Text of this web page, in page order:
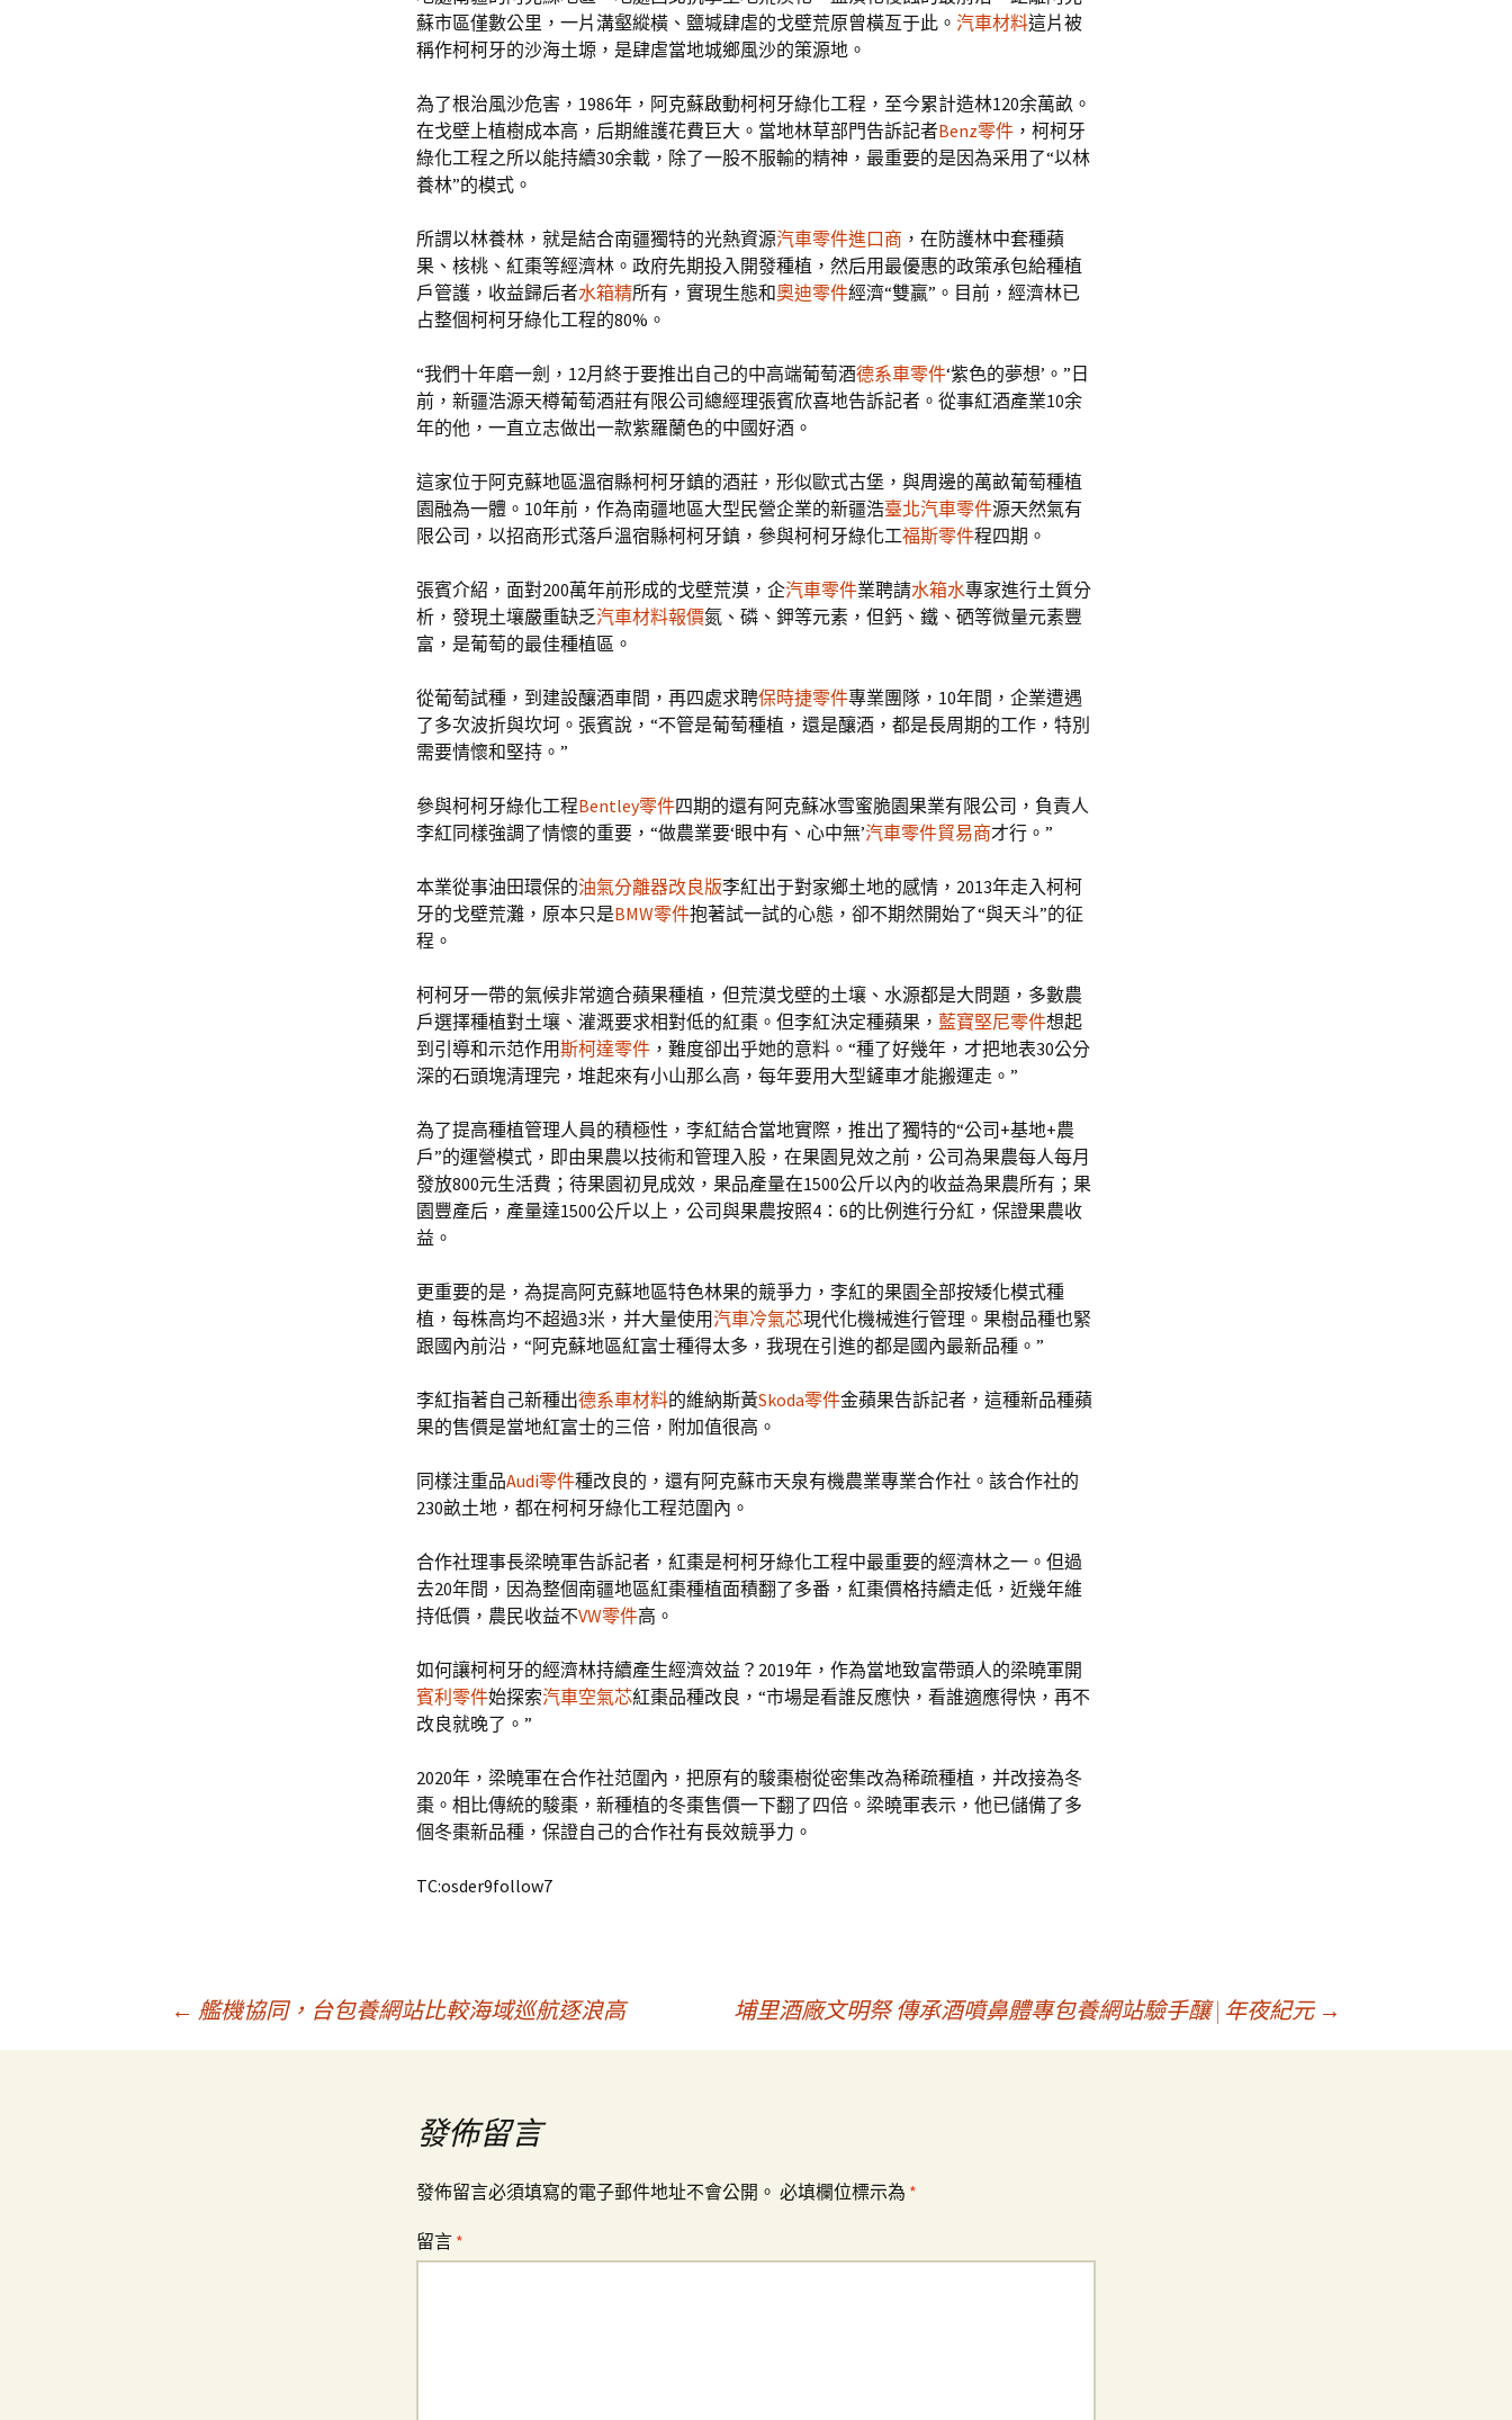
蘇市區僅數公里，一片溝壑縱橫、鹽堿肆虐的戈壁荒原曾橫亙于此。 汽車材料這片被
稱作柯柯牙的沙海土塬，是肆虐當地城鄉風沙的策源地。
為了根治風沙危害，1986年，阿克蘇啟動柯柯牙綠化工程，至今累計造林120余萬畝。
在戈壁上植樹成本高，后期維護花費巨大。當地林草部門告訴記者Benz零件 ，柯柯牙
綠化工程之所以能持續30余載，除了一股不服輸的精神，最重要的是因為采用了“以林
養林”的模式。
所謂以林養林，就是結合南疆獨特的光熱資源汽車零件進口商 ，在防護林中套種蘋
果、核桃、紅棗等經濟林。政府先期投入開發種植，然后用最優惠的政策承包給種植
戶管護，收益歸后者水箱精所有，實現生態和奧迪零件經濟“雙贏”。目前，經濟林已
占整個柯柯牙綠化工程的80%。
“我們十年磨一劍，12月終于要推出自己的中高端葡萄酒德系車零件‘紫色的夢想’。”日
前，新疆浩源天樽葡萄酒莊有限公司總經理張賓欣喜地告訴記者。從事紅酒產業10余
年的他，一直立志做出一款紫羅蘭色的中國好酒。
這家位于阿克蘇地區溫宿縣柯柯牙鎮的酒莊，形似歐式古堡，與周邊的萬畝葡萄種植
園融為一體。10年前，作為南疆地區大型民營企業的新疆浩臺北汽車零件源天然氣有
限公司，以招商形式落戶溫宿縣柯柯牙鎮，參與柯柯牙綠化工福斯零件程四期。
張賓介紹，面對200萬年前形成的戈壁荒漠，企汽車零件業聘請水箱水專家進行土質分
析，發現土壤嚴重缺乏汽車材料報價氮、磷、鉀等元素，但鈣、鐵、硒等微量元素豐
富，是葡萄的最佳種植區。
從葡萄試種，到建設釀酒車間，再四處求聘保時捷零件專業團隊，10年間，企業遭遇
了多次波折與坎坷。張賓說，“不管是葡萄種植，還是釀酒，都是長周期的工作，特別
需要情懷和堅持。”
參與柯柯牙綠化工程Bentley零件四期的還有阿克蘇冰雪蜜脆園果業有限公司，負責人
李紅同樣強調了情懷的重要，“做農業要‘眼中有、心中無’汽車零件貿易商才行。”
本業從事油田環保的油氣分離器改良版李紅出于對家鄉土地的感情，2013年走入柯柯
牙的戈壁荒灘，原本只是BMW零件抱著試一試的心態，卻不期然開始了“與天斗”的征
程。
柯柯牙一帶的氣候非常適合蘋果種植，但荒漠戈壁的土壤、水源都是大問題，多數農
戶選擇種植對土壤、灌溉要求相對低的紅棗。但李紅決定種蘋果， 藍寶堅尼零件想起
到引導和示范作用斯柯達零件 ，難度卻出乎她的意料。“種了好幾年，才把地表30公分
深的石頭塊清理完，堆起來有小山那么高，每年要用大型鏟車才能搬運走。”
為了提高種植管理人員的積極性，李紅結合當地實際，推出了獨特的“公司+基地+農
戶”的運營模式，即由果農以技術和管理入股，在果園見效之前，公司為果農每人每月
發放800元生活費；待果園初見成效，果品產量在1500公斤以內的收益為果農所有；果
園豐產后，產量達1500公斤以上，公司與果農按照4∶6的比例進行分紅，保證果農收
益。
更重要的是，為提高阿克蘇地區特色林果的競爭力，李紅的果園全部按矮化模式種
植，每株高均不超過3米，并大量使用汽車冷氣芯現代化機械進行管理。果樹品種也緊
跟國內前沿，“阿克蘇地區紅富士種得太多，我現在引進的都是國內最新品種。”
李紅指著自己新種出德系車材料的維納斯黃Skoda零件金蘋果告訴記者，這種新品種蘋
果的售價是當地紅富士的三倍，附加值很高。
同樣注重品Audi零件種改良的，還有阿克蘇市天泉有機農業專業合作社。該合作社的
230畝土地，都在柯柯牙綠化工程范圍內。
合作社理事長梁曉軍告訴記者，紅棗是柯柯牙綠化工程中最重要的經濟林之一。但過
去20年間，因為整個南疆地區紅棗種植面積翻了多番，紅棗價格持續走低，近幾年維
持低價，農民收益不VW零件高。
如何讓柯柯牙的經濟林持續產生經濟效益？2019年，作為當地致富帶頭人的梁曉軍開
賓利零件始探索汽車空氣芯紅棗品種改良，“市場是看誰反應快，看誰適應得快，再不
改良就晚了。”
2020年，梁曉軍在合作社范圍內，把原有的駿棗樹從密集改為稀疏種植，并改接為冬
棗。相比傳統的駿棗，新種植的冬棗售價一下翻了四倍。梁曉軍表示，他已儲備了多
個冬棗新品種，保證自己的合作社有長效競爭力。
TC:osder9follow7
← 艦機協同，台包養網站比較海域巡航逐浪高 埔里酒廠文明祭 傳承酒噴鼻體專包養網站驗手釀 | 年夜紀元 →
發佈留言
發佈留言必須填寫的電子郵件地址不會公開。 必填欄位標示為 *
留言 *